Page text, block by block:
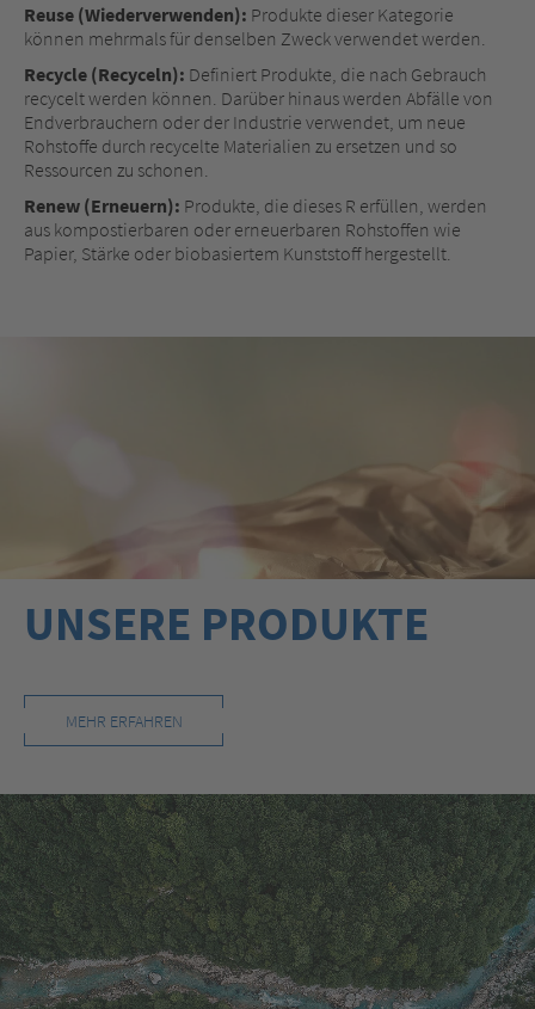
Reuse (Wiederverwenden): Produkte dieser Kategorie
können mehrmals für denselben Zweck verwendet werden.
Recycle (Recyceln): Definiert Produkte, die nach Gebrauch
recycelt werden können. Darüber hinaus werden Abfälle von
Endverbrauchern oder der Industrie verwendet, um neue
Rohstoffe durch recycelte Materialien zu ersetzen und so
Ressourcen zu schonen.
Renew (Erneuern): Produkte, die dieses R erfüllen, werden
aus kompostierbaren oder erneuerbaren Rohstoffen wie
Papier, Stärke oder biobasiertem Kunststoff hergestellt.
UNSERE PRODUKTE
MEHR ERFAHREN